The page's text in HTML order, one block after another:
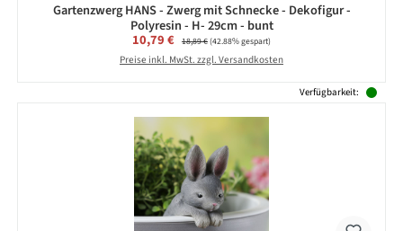
Gartenzwerg HANS - Zwerg mit Schnecke - Dekofigur -
Polyresin - H- 29cm - bunt
Verkaufspreis:
10,79 € Regulärer Preis:
18,89 €(42.88% gespart)
Preise inkl. MwSt. zzgl. Versandkosten
Verfügbarkeit: